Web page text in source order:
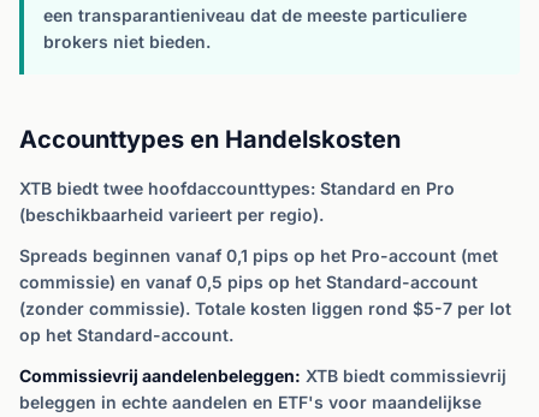
een transparantieniveau dat de meeste particuliere
brokers niet bieden.
Accounttypes en Handelskosten
XTB biedt twee hoofdaccounttypes: Standard en Pro
(beschikbaarheid varieert per regio).
Spreads beginnen vanaf 0,1 pips op het Pro-account (met
commissie) en vanaf 0,5 pips op het Standard-account
(zonder commissie). Totale kosten liggen rond $5-7 per lot
op het Standard-account.
Commissievrij aandelenbeleggen: XTB biedt commissievrij
beleggen in echte aandelen en ETF's voor maandelijkse